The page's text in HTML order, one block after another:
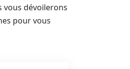
vous dévoilerons
pour vous